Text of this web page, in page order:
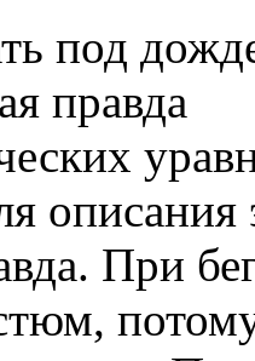
под
правда
описания
При